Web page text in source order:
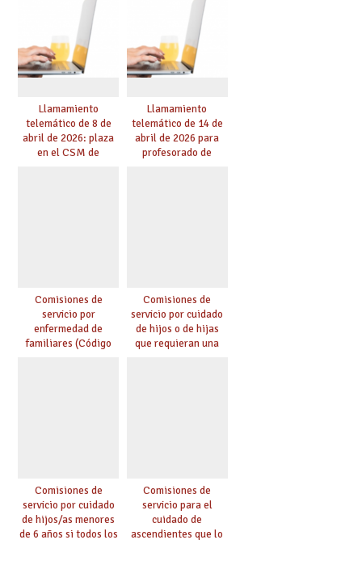
Llamamiento
telemático de 8 de
abril de 2026: plaza
en el CSM de
Llamamiento
telemático de 14 de
abril de 2026 para
profesorado de
Comisiones de
servicio por
enfermedad de
familiares (Código
Comisiones de
servicio por cuidado
de hijos o de hijas
que requieran una
Comisiones de
servicio por cuidado
de hijos/as menores
de 6 años si todos los
Comisiones de
servicio para el
cuidado de
ascendientes que lo